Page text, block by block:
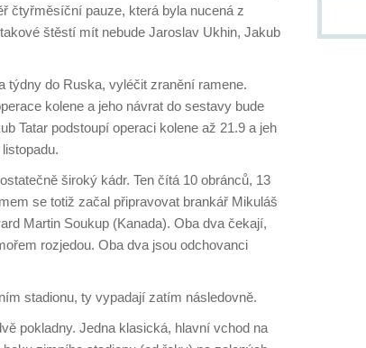
čtyřměsíční pauze, která byla nucená z
štěstí mít nebude Jaroslav Ukhin, Jakub
týdny do Ruska, vyléčit zranění ramene.
kolene a jeho návrat do sestavy bude
Tatar podstoupí operaci kolene až 21.9 a jeh
široký kádr. Ten čítá 10 obránců, 13
se totiž začal připravovat brankář Mikuláš
Martin Soukup (Kanada). Oba dva čekají,
rozjedou. Oba dva jsou odchovanci
stadionu, ty vypadají zatím následovně.
pokladny. Jedna klasická, hlavní vchod na